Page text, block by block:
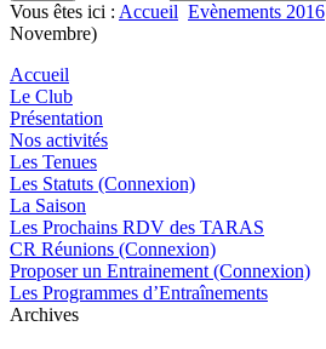
Vous êtes ici : Accueil Evènements 2016
Novembre)
Accueil
Le Club
Présentation
Nos activités
Les Tenues
Les Statuts (Connexion)
La Saison
Les Prochains RDV des TARAS
CR Réunions (Connexion)
Proposer un Entrainement (Connexion)
Les Programmes d’Entraînements
Archives